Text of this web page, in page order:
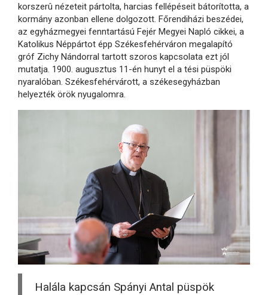
korszerû nézeteit pártolta, harcias fellépéseit bátorította, a
kormány azonban ellene dolgozott. Főrendiházi beszédei,
az egyházmegyei fenntartású Fejér Megyei Napló cikkei, a
Katolikus Néppártot épp Székesfehérváron megalapító
gróf Zichy Nándorral tartott szoros kapcsolata ezt jól
mutatja. 1900. augusztus 11-én hunyt el a tési püspöki
nyaralóban. Székesfehérvárott, a székesegyházban
helyezték örök nyugalomra.
Halála kapcsán Spányi Antal püspök